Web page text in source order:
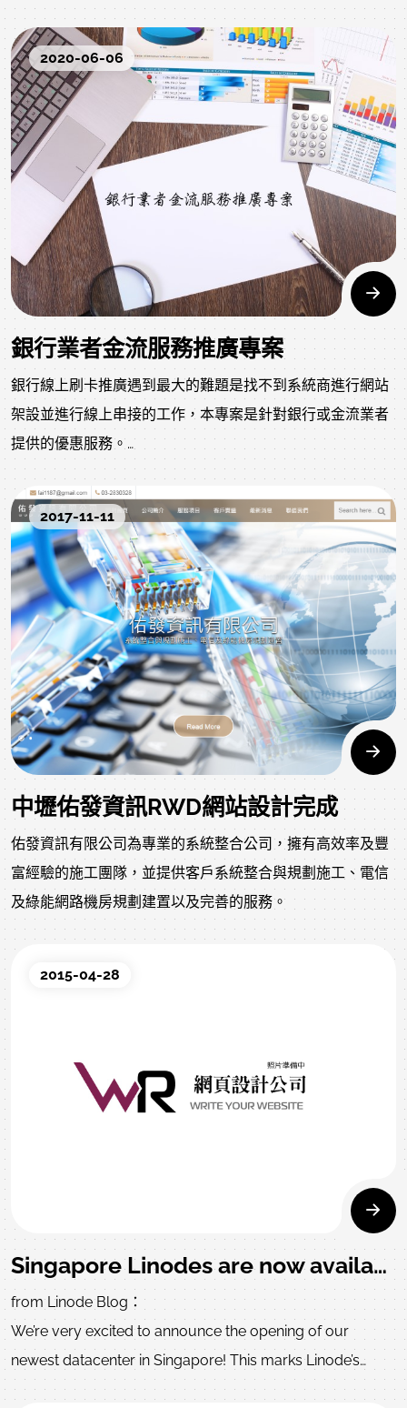
術，提供解決業界挑戰的產品和服務。安可立企業的主要產
品是工業用逆滲透(RO)膜，這是一種半導體技術，能有效地
除去水中的雜質和污染物，使其達到工業生產的用水標準。
我們的RO膜技術已在全球範圍內獲得廣泛的認可，並被用於
各種工業應用，包括但不限於食品和飲料製造、藥品製造、
化工和電子工業。
2020-06-06
銀行業者金流服務推廣專案
銀行線上刷卡推廣遇到最大的難題是找不到系統商進行網站
架設並進行線上串接的工作，本專案是針對銀行或金流業者
提供的優惠服務。
金流業者希望推廣以下服務擇一種可以適用本專案：
2017-11-11
中壢佑發資訊RWD網站設計完成
佑發資訊有限公司為專業的系統整合公司，擁有高效率及豐
富經驗的施工團隊，並提供客戶系統整合與規劃施工、電信
及綠能網路機房規劃建置以及完善的服務。
2015-04-28
Singapore Linodes are now available!
from Linode Blog：
We’re very excited to announce the opening of our
newest datacenter in Singapore! This marks Linode’s
seventh datacenter, and is purpose-built to serve the